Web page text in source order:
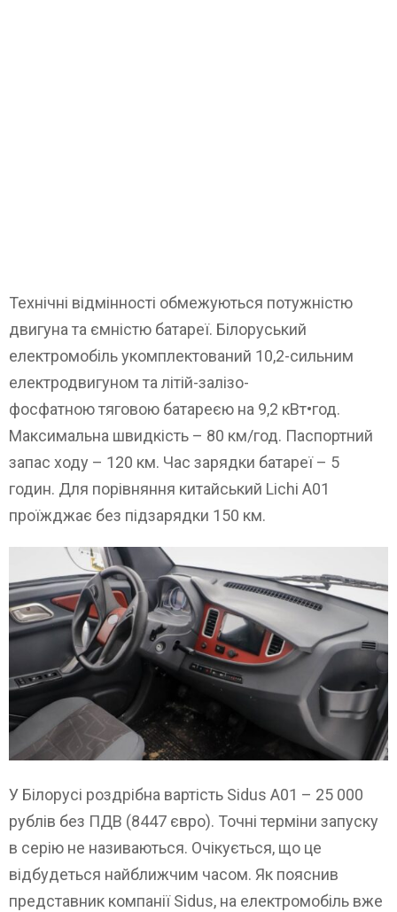
Технічні відмінності обмежуються потужністю
двигуна та ємністю батареї. Білоруський
електромобіль укомплектований 10,2-сильним
електродвигуном та літій-залізо-
фосфатною тяговою батареєю на 9,2 кВт•год.
Максимальна швидкість – 80 км/год. Паспортний
запас ходу – 120 км. Час зарядки батареї – 5
годин. Для порівняння китайський Lichi A01
проїжджає без підзарядки 150 км.
У Білорусі роздрібна вартість Sidus A01 – 25 000
рублів без ПДВ (8447 євро). Точні терміни запуску
в серію не називаються. Очікується, що це
відбудеться найближчим часом. Як пояснив
представник компанії Sidus, на електромобіль вже